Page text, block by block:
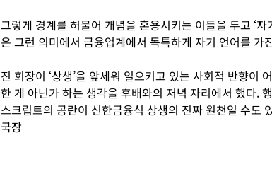
그렇게 경계를 허물어 개념을 혼용시키는 이들을 두고 ‘
은 그런 의미에서 금융업계에서 독특하게 자기 언어를 가
진 회장이 ‘상생’을 앞세워 일으키고 있는 사회적 반향이
한 게 아닌가 하는 생각을 후배와의 저녁 자리에서 했다.
스크립트의 공란이 신한금융식 상생의 진짜 원천일 수도
국장